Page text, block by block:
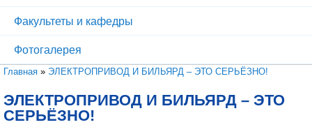
Факультеты и кафедры
Фотогалерея
Вы здесь
Главная » ЭЛЕКТРОПРИВОД И БИЛЬЯРД – ЭТО СЕРЬЁЗНО!
ЭЛЕКТРОПРИВОД И БИЛЬЯРД – ЭТО
СЕРЬЁЗНО!